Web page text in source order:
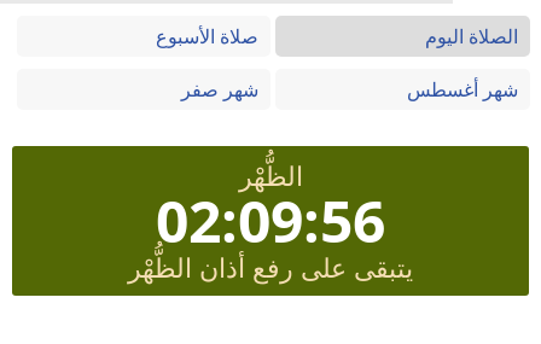
الصلاة اليوم
صلاة الأسبوع
شهر أغسطس
شهر صفر
الظُّهْر
02:09:56
يتبقى على رفع أذان الظُّهْر